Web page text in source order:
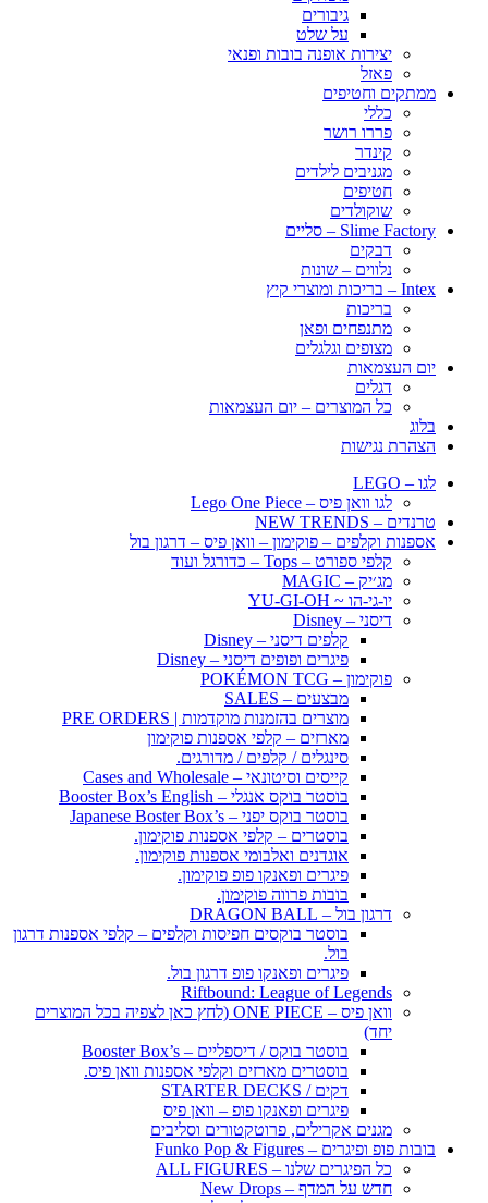
גיבורים
על שלט
יצירות אופנה בובות ופנאי
פאזל
ממתקים וחטיפים
כללי
פררו רושר
קינדר
מגניבים לילדים
חטיפים
שוקולדים
Slime Factory – סליים
דבקים
נלווים – שונות
Intex – בריכות ומוצרי קיץ
בריכות
מתנפחים ופאן
מצופים וגלגלים
יום העצמאות
דגלים
כל המוצרים – יום העצמאות
בלוג
הצהרת נגישות
לגו – LEGO
לגו וואן פיס – Lego One Piece
טרנדים – NEW TRENDS
אספנות וקלפים – פוקימון – וואן פיס – דרגון בול
קלפי ספורט – Tops – כדורגל ועוד
מג׳יק – MAGIC
יו-גי-הו ~ YU-GI-OH
דיסני – Disney
קלפים דיסני – Disney
פיגרים ופופים דיסני – Disney
פוקימון – POKÉMON TCG
מבצעים – SALES
מוצרים בהזמנות מוקדמות | PRE ORDERS
מארזים – קלפי אספנות פוקימון
סינגלים / קלפים / מדורגים.
קייסים וסיטונאי – Cases and Wholesale
בוסטר בוקס אנגלי – Booster Box’s English
בוסטר בוקס יפני – Japanese Boster Box’s
בוסטרים – קלפי אספנות פוקימון.
אוגדנים ואלבומי אספנות פוקימון.
פיגרים ופאנקו פופ פוקימון.
בובות פרווה פוקימון.
דרגון בול – DRAGON BALL
בוסטר בוקסים חפיסות וקלפים – קלפי אספנות דרגון
בול.
פיגרים ופאנקו פופ דרגון בול.
Riftbound: League of Legends
וואן פיס – ONE PIECE (לחץ כאן לצפיה בכל המוצרים
יחד)
בוסטר בוקס / דיספליים – Booster Box’s
בוסטרים מארזים וקלפי אספנות וואן פיס.
דקים / STARTER DECKS
פיגרים ופאנקו פופ – וואן פיס
מגנים אקרילים, פרוטקטורים וסליבים
בובות פופ ופיגרים – Funko Pop & Figures
כל הפיגרים שלנו – ALL FIGURES
חדש על המדף – New Drops